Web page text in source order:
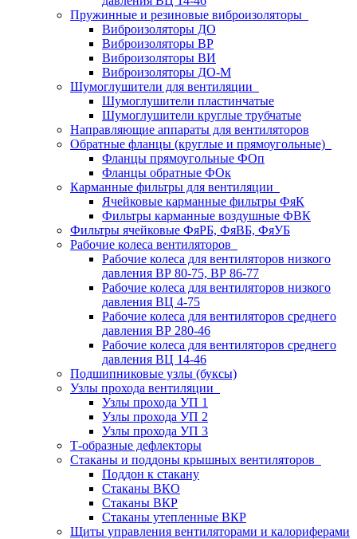
Пружинные и резиновые виброизоляторы
Виброизоляторы ДО
Виброизоляторы ВР
Виброизоляторы ВИ
Виброизоляторы ДО-М
Шумоглушители для вентиляции
Шумоглушители пластинчатые
Шумоглушители круглые трубчатые
Направляющие аппараты для вентиляторов
Обратные фланцы (круглые и прямоугольные)
Фланцы прямоугольные ФОп
Фланцы обратные ФОк
Карманные фильтры для вентиляции
Ячейковые карманные фильтры ФяК
Фильтры карманные воздушные ФВК
Фильтры ячейковые ФяРБ, ФяВБ, ФяУБ
Рабочие колеса вентиляторов
Рабочие колеса для вентиляторов низкого
давления ВР 80-75, ВР 86-77
Рабочие колеса для вентиляторов низкого
давления ВЦ 4-75
Рабочие колеса для вентиляторов среднего
давления ВР 280-46
Рабочие колеса для вентиляторов среднего
давления ВЦ 14-46
Подшипниковые узлы (буксы)
Узлы прохода вентиляции
Узлы прохода УП 1
Узлы прохода УП 2
Узлы прохода УП 3
Т-образные дефлекторы
Стаканы и поддоны крышных вентиляторов
Поддон к стакану
Стаканы ВКО
Стаканы ВКР
Стаканы утепленные ВКР
Щиты управления вентиляторами и калориферами